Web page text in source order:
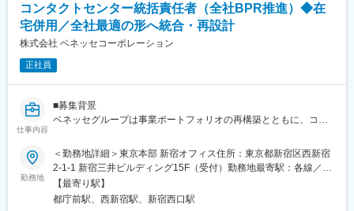
コンタクトセンター統括責任者（全社BPR推進）◆在
宅併用／全社最適の形へ統合・再設計
株式会社 ベネッセコーポレーション
正社員
仕事内容
■募集背景
ベネッセグループは事業ポートフォリオの再構築とともに、コー
を強力に推進しています。なかでもグループ全体のコスト構造改
革とオペレーション生産性の抜本的な向上は、変革を支える重要
テーマの一つです。
その一環として、2023年にオペレーショントランスフォーメーシ
ョン（OX）本部を新設し、グループ横断の基盤業務改革を担う体
勤務地
＜勤務地詳細＞東京本部 新宿オフィス住所：東京都新宿区西新宿
2-1-1 新宿三井ビルディング15F（受付）勤務地最寄駅：各線／新
宿駅受動喫煙対策：屋内全面禁煙変更の範囲：会社の定める事業
所（リモートワーク含む）
【最寄り駅】
都庁前駅、西新宿駅、新宿西口駅